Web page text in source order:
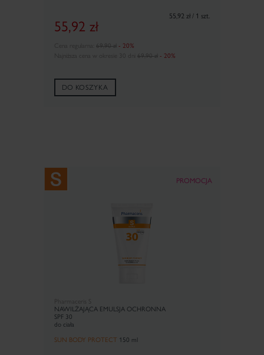
55,92 zł
55,92 zł / 1 szt.
69,90 zł - 20%
Najniższa cena w okresie 30 dni 69,90 zł - 20%
DO KOSZYKA
PROMOCJA
NAWILŻAJĄCA EMULSJA OCHRONNA
SPF 30
do ciała
SUN BODY PROTECT 150 ml